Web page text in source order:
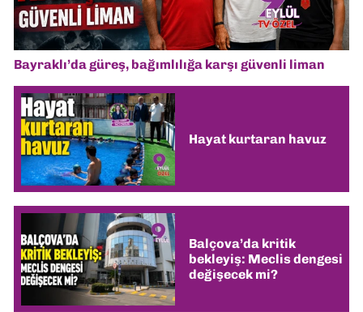
Bayraklı’da güreş, bağımlılığa karşı güvenli liman
Hayat kurtaran havuz
Balçova’da kritik
bekleyiş: Meclis dengesi
değişecek mi?